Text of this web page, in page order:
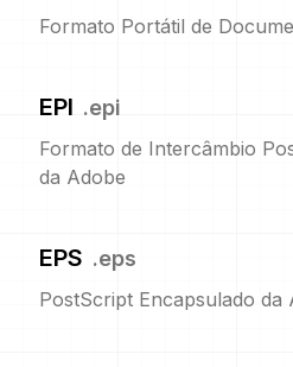
Formato Portátil de
EPI .epi
Formato de Intercâmbio
da Adobe
EPS .eps
PostScript Encapsulado da